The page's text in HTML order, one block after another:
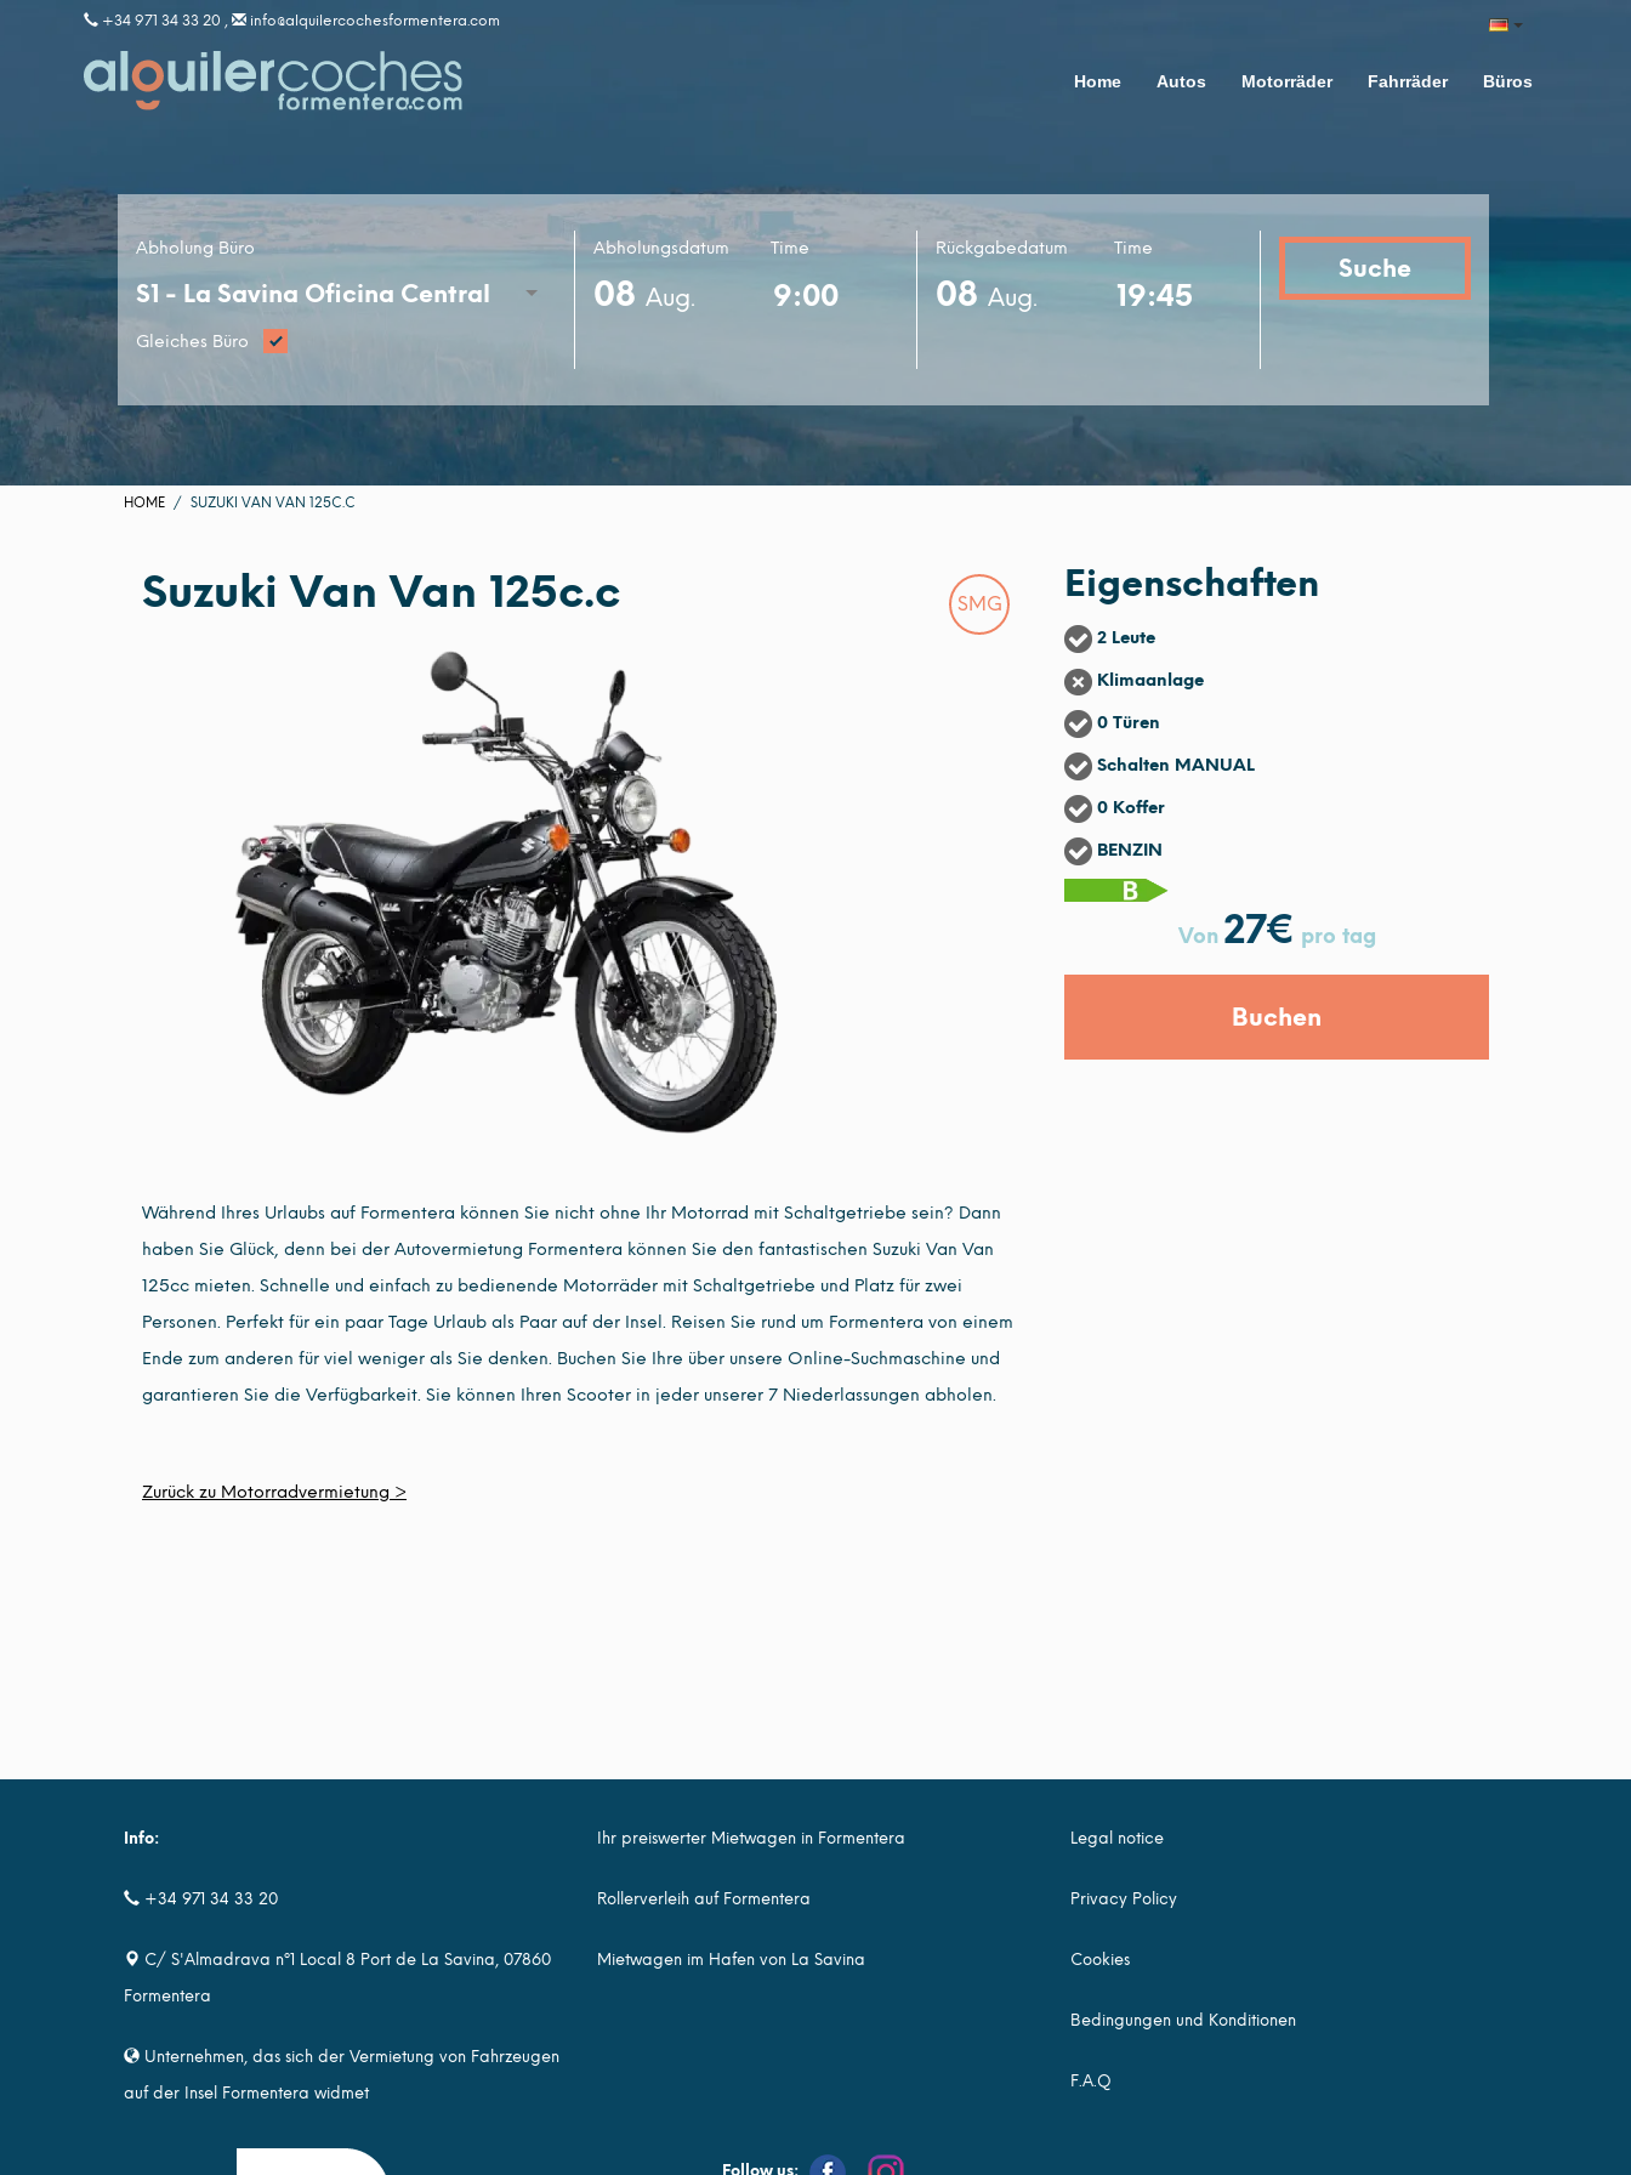
+34 971 34 33 20 , info@alquilercochesformentera.com
Home Autos Motorräder Fahrräder Büros
HOME SUZUKI VAN VAN 125C.C
Abholung Büro
S1 - La Savina Oficina Central
Gleiches Büro
Abholungsdatum
08 Aug.
Time Rückgabedatum
08 Aug.
Time
Suzuki Van Van 125c.c SMG
Während Ihres Urlaubs auf Formentera können Sie nicht ohne Ihr Motorrad mit Schaltgetriebe sein? Dann
haben Sie Glück, denn bei der Autovermietung Formentera können Sie den fantastischen Suzuki Van Van
125cc mieten. Schnelle und einfach zu bedienende Motorräder mit Schaltgetriebe und Platz für zwei
Personen. Perfekt für ein paar Tage Urlaub als Paar auf der Insel. Reisen Sie rund um Formentera von einem
Ende zum anderen für viel weniger als Sie denken. Buchen Sie Ihre über unsere Online-Suchmaschine und
garantieren Sie die Verfügbarkeit. Sie können Ihren Scooter in jeder unserer 7 Niederlassungen abholen.
Eigenschaften
2 Leute
Klimaanlage
0 Türen
Schalten MANUAL
0 Koffer
BENZIN
Von 27€ pro tag
Buchen
Zurück zu Motorradvermietung >
Info:
+34 971 34 33 20
C/ S'Almadrava nº1 Local 8 Port de La Savina, 07860
Formentera
Unternehmen, das sich der Vermietung von Fahrzeugen
auf der Insel Formentera widmet
Ihr preiswerter Mietwagen in Formentera
Rollerverleih auf Formentera
Mietwagen im Hafen von La Savina
Legal notice
Privacy Policy
Cookies
Bedingungen und Konditionen
F.A.Q
Follow us: